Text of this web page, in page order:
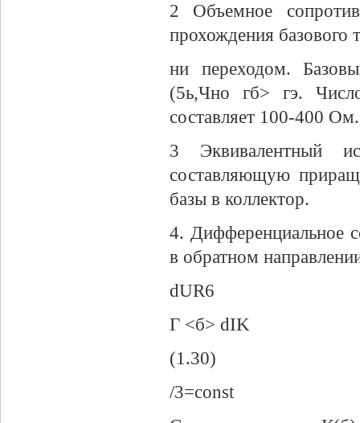
2 Объемное
прохождения базового
ни переходом.
(5ь,Чно гб> гэ.
составляет 100-400 Ом.
3 Эквивалентный
составляющую
базы в коллектор.
4. Дифференциальное
в обратном
dUR6
Г <б> dIK
(1.30)
/3=const